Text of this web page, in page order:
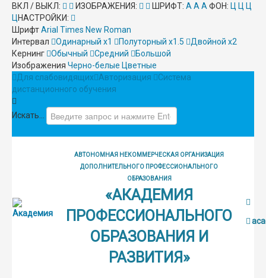
ВКЛ / ВЫКЛ: ИЗОБРАЖЕНИЯ: ШРИФТ: A A A ФОН: Ц Ц Ц
ЦНАСТРОЙКИ:
ШрифтArial Times New Roman
Интервал
Одинарный х1 Полуторный х1.5
Двойной х2
Кернинг
Обычный Средний
Большой
Изображения Черно-белые Цветные
Для слабовидящих
Авторизация
Система
дистанционного обучения
Искать...
АВТОНОМНАЯ НЕКОММЕРЧЕСКАЯ ОРГАНИЗАЦИЯ
ДОПОЛНИТЕЛЬНОГО ПРОФЕССИОНАЛЬНОГО
ОБРАЗОВАНИЯ
«АКАДЕМИЯ
ПРОФЕССИОНАЛЬНОГО
ОБРАЗОВАНИЯ И
РАЗВИТИЯ»